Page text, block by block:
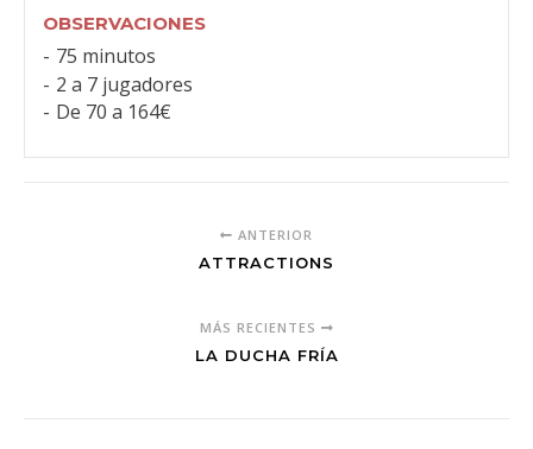
OBSERVACIONES
75 minutos
2 a 7 jugadores
De 70 a 164€
ANTERIOR
ATTRACTIONS
MÁS RECIENTES
LA DUCHA FRÍA